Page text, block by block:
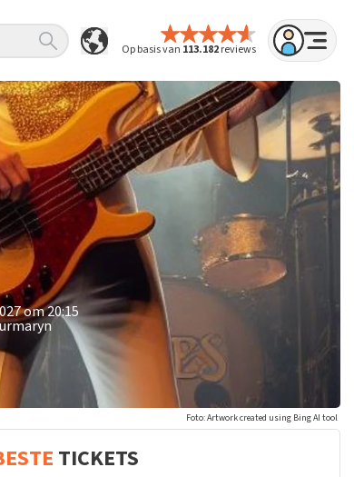
Op basis van 113.182reviews
om 20:15
Foto: Artwork created using Bing AI tool
TICKETS